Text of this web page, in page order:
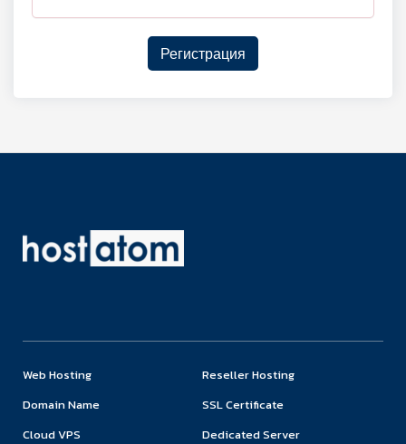
Web Hosting
Reseller Hosting
Domain Name
SSL Certificate
Cloud VPS
Dedicated Server